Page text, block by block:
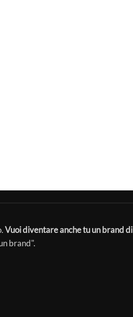
Vuoi diventare anche tu un brand di
brand".